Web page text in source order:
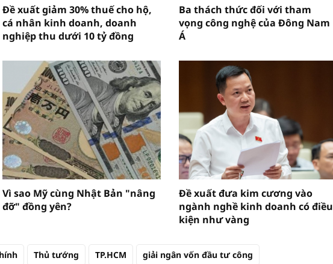
Đề xuất giảm 30% thuế cho hộ,
cá nhân kinh doanh, doanh
nghiệp thu dưới 10 tỷ đồng
Ba thách thức đối với tham
vọng công nghệ của Đông Nam
Á
Vì sao Mỹ cùng Nhật Bản "nâng
đỡ" đồng yên?
Đề xuất đưa kim cương vào
ngành nghề kinh doanh có điều
kiện như vàng
Thủ tướng TP.HCM giải ngân vốn đầu tư công